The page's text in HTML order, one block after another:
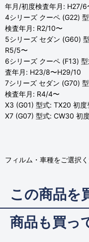
年月/初度検査年月: H27/6
4シリーズ クーペ (G22)
検査年月: R2/10〜
5シリーズ セダン (G60)
R5/5〜
6シリーズ クーペ (F13)
査年月: H23/8〜H29/10
7シリーズ セダン (G70)
検査年月: R4/4〜
X3 (G01) 型式: TX20 初
X7 (G07) 型式: CW30 初
フィルム・車種をご選択く
この商品を
商品も買っ